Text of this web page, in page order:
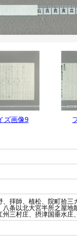
ズ画像9
、拝師、植松、院町拾
条以北大宮半所之屋
三村庄、摂津国垂水庄